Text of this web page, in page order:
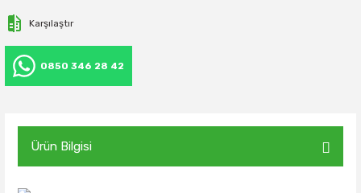
Karşılaştır
0850 346 28 42
Ürün Bilgisi